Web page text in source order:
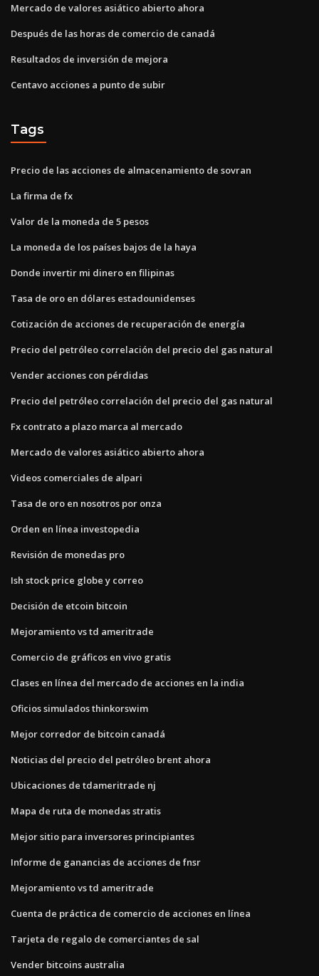
Mercado de valores asiático abierto ahora
Después de las horas de comercio de canadá
Resultados de inversión de mejora
Centavo acciones a punto de subir
Tags
Precio de las acciones de almacenamiento de sovran
La firma de fx
Valor de la moneda de 5 pesos
La moneda de los países bajos de la haya
Donde invertir mi dinero en filipinas
Tasa de oro en dólares estadounidenses
Cotización de acciones de recuperación de energía
Precio del petróleo correlación del precio del gas natural
Vender acciones con pérdidas
Precio del petróleo correlación del precio del gas natural
Fx contrato a plazo marca al mercado
Mercado de valores asiático abierto ahora
Videos comerciales de alpari
Tasa de oro en nosotros por onza
Orden en línea investopedia
Revisión de monedas pro
Ish stock price globe y correo
Decisión de etcoin bitcoin
Mejoramiento vs td ameritrade
Comercio de gráficos en vivo gratis
Clases en línea del mercado de acciones en la india
Oficios simulados thinkorswim
Mejor corredor de bitcoin canadá
Noticias del precio del petróleo brent ahora
Ubicaciones de tdameritrade nj
Mapa de ruta de monedas stratis
Mejor sitio para inversores principiantes
Informe de ganancias de acciones de fnsr
Mejoramiento vs td ameritrade
Cuenta de práctica de comercio de acciones en línea
Tarjeta de regalo de comerciantes de sal
Vender bitcoins australia